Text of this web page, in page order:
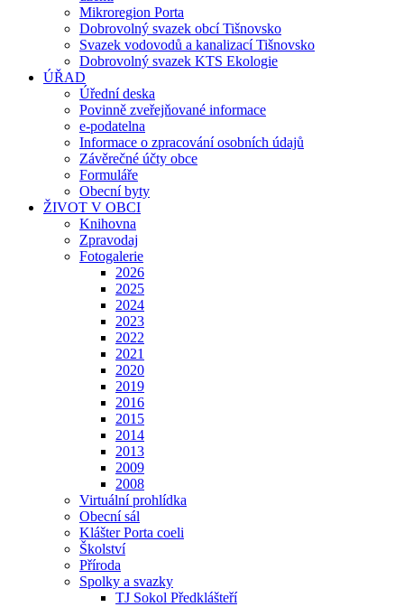
Mikroregion Porta
Dobrovolný svazek obcí Tišnovsko
Svazek vodovodů a kanalizací Tišnovsko
Dobrovolný svazek KTS Ekologie
ÚŘAD
Úřední deska
Povinně zveřejňované informace
e-podatelna
Informace o zpracování osobních údajů
Závěrečné účty obce
Formuláře
Obecní byty
ŽIVOT V OBCI
Knihovna
Zpravodaj
Fotogalerie
2026
2025
2024
2023
2022
2021
2020
2019
2016
2015
2014
2013
2009
2008
Virtuální prohlídka
Obecní sál
Klášter Porta coeli
Školství
Příroda
Spolky a svazky
TJ Sokol Předklášteří